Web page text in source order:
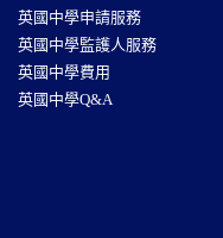
英國中學申請服務
英國中學監護人服務
英國中學費用
英國中學Q&A